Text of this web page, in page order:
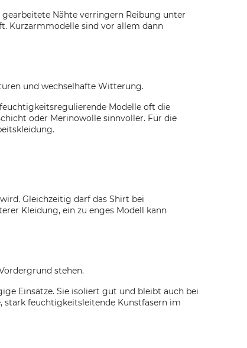
Nähte verringern Reibung unter
Kurzarmmodelle sind vor allem dann
und wechselhafte Witterung.
Modelle oft die
oder Merinowolle sinnvoller. Für die
Gleichzeitig darf das Shirt bei
Kleidung, ein zu enges Modell kann
stehen.
Einsätze. Sie isoliert gut und bleibt auch bei
stark feuchtigkeitsleitende Kunstfasern im